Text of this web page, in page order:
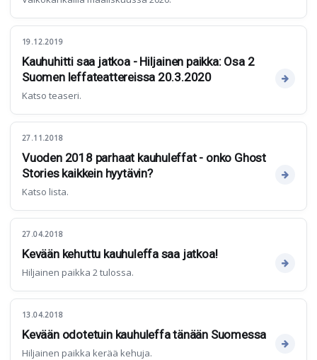
19.12.2019
Kauhuhitti saa jatkoa - Hiljainen paikka: Osa 2
Suomen leffateattereissa 20.3.2020
Katso teaseri.
27.11.2018
Vuoden 2018 parhaat kauhuleffat - onko Ghost
Stories kaikkein hyytävin?
Katso lista.
27.04.2018
Kevään kehuttu kauhuleffa saa jatkoa!
Hiljainen paikka 2 tulossa.
13.04.2018
Kevään odotetuin kauhuleffa tänään Suomessa
Hiljainen paikka kerää kehuja.